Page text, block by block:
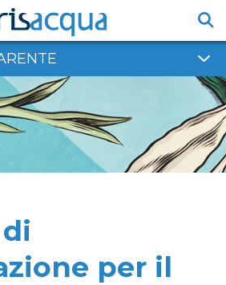
per il